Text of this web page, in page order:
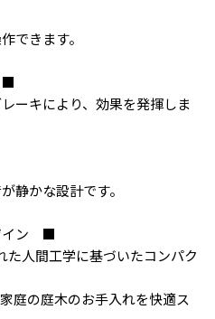
できます。
■
ーキにより、効果を発揮しま
静かな設計です。
イン ■
た人間工学に基づいたコンパク
庭の庭木のお手入れを快適ス